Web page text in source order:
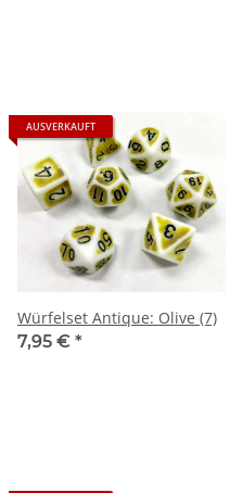
AUSVERKAUFT
Würfelset Antique: Olive (7)
7,95 € *